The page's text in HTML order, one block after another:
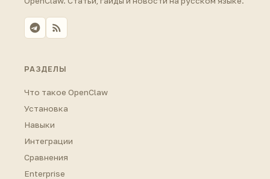
РАЗДЕЛЫ
Что такое OpenClaw
Установка
Навыки
Интеграции
Сравнения
Enterprise